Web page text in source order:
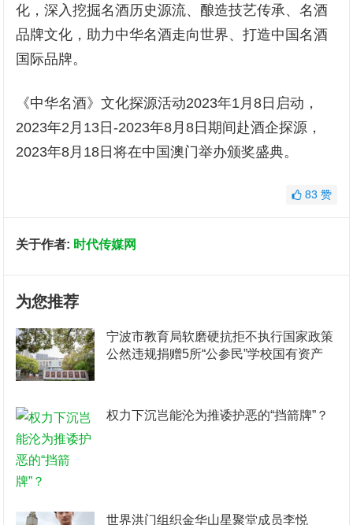
化，深入挖掘名酒历史源流、酿造技艺传承、名酒
品牌文化，助力中华名酒走向世界、打造中国名酒
国际品牌。
《中华名酒》文化探源活动2023年1月8日启动，
2023年2月13日-2023年8月8日期间赴酒企探源，
2023年8月18日将在中国澳门举办颁奖盛典。
83 赞
关于作者: 时代传媒网
为您推荐
宁波市教育局软磨硬抗拒不执行国家政策
公然违规捐赠5所“公参民”学校国有资产
权力下沉岂能沦为推诿护恶的“挡箭牌”？
世界洪门组织金华山星聚堂成员李悦